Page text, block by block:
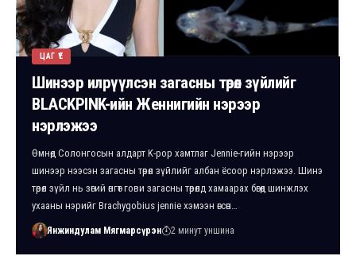
ЦАГ ҮЕ
Шинээр илрүүлсэн загасны төрөл зүйлийг
BLACKPINK-ийн Женнигийн нэрээр
нэрлэжээ
Өмнөд Солонгосын алдарт K-pop хамтлаг Jennie-гийн нэрээр
шинээр нээсэн загасны төрөл зүйлийг албан ёсоор нэрлэжээ. Шинэ
төрөл зүйл нь зөгий өнгөт гови загасны төрөлд хамаарах бөгөөд шинжлэх
ухааны нэрийг Brachygobius jennie хэмээн өгсөн…
Янжиндулам Мягмарсүрэн 2 минут уншина